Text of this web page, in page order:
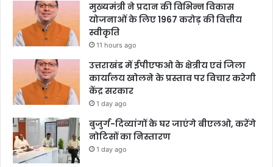
मुख्यमंत्री ने प्रदान की विभिन्न विकास
योजनाओं के लिए 1967 करोड़ की वित्तीय
स्वीकृति
11 hours ago
उत्तराखंड में ईपीएफओ के क्षेत्रीय एवं जिला
कार्यालय खोलने के प्रस्ताव पर विचार करेगी
केंद्र सरकार
1 day ago
बुजुर्ग-दिव्यांगों के घर जाएंगे बीएलओ, करेंगे
नोटिसों का निस्तारण
1 day ago